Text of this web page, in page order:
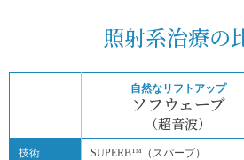
照射系治療の
自然なリフトアップ
ソフウェーブ
（超音波）
技術
SUPERB™（スパーブ）